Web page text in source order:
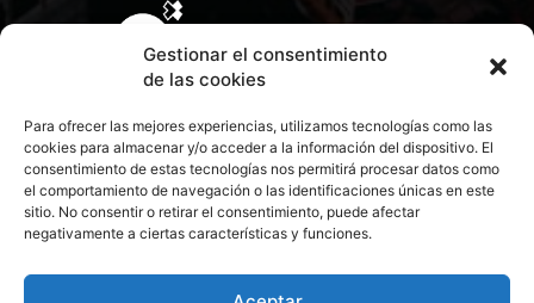
Gestionar el consentimiento
de las cookies
Para ofrecer las mejores experiencias, utilizamos tecnologías como las
cookies para almacenar y/o acceder a la información del dispositivo. El
consentimiento de estas tecnologías nos permitirá procesar datos como
el comportamiento de navegación o las identificaciones únicas en este
sitio. No consentir o retirar el consentimiento, puede afectar
negativamente a ciertas características y funciones.
CONTACTA CON NOSOTROS